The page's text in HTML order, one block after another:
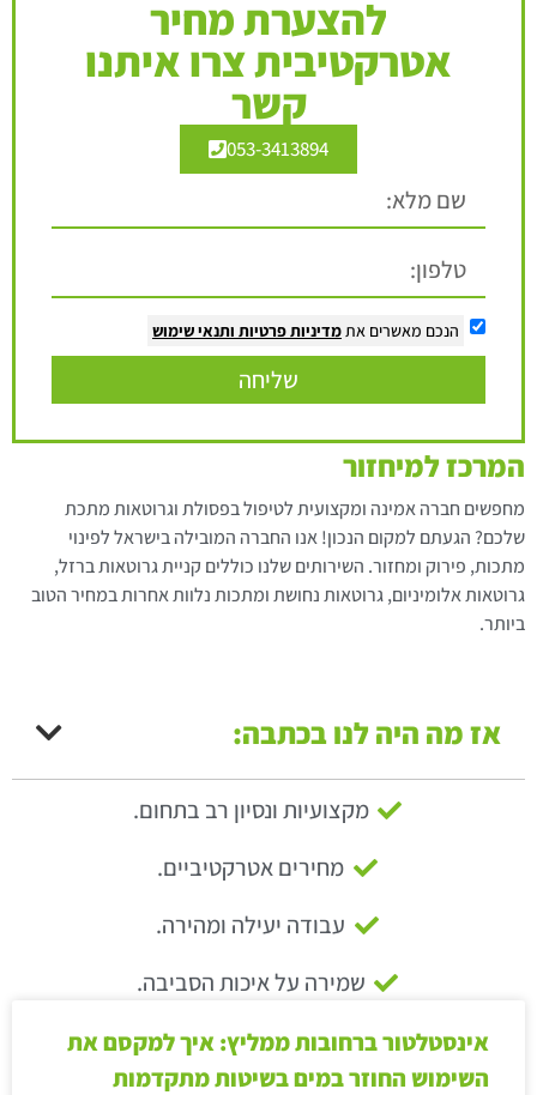
להצערת מחיר
אטרקטיבית צרו איתנו
קשר
053-3413894
הנכם מאשרים אתמדיניות פרטיות ותנאי שימוש
שליחה
המרכז למיחזור
מחפשים חברה אמינה ומקצועית לטיפול בפסולת וגרוטאות מתכת
שלכם? הגעתם למקום הנכון! אנו החברה המובילה בישראל לפינוי
מתכות, פירוק ומחזור. השירותים שלנו כוללים קניית גרוטאות ברזל,
גרוטאות אלומיניום, גרוטאות נחושת ומתכות נלוות אחרות במחיר הטוב
ביותר.
אז מה היה לנו בכתבה:
מקצועיות ונסיון רב בתחום.
מחירים אטרקטיביים.
עבודה יעילה ומהירה.
שמירה על איכות הסביבה.
אינסטלטור ברחובות ממליץ: איך למקסם את
השימוש החוזר במים בשיטות מתקדמות